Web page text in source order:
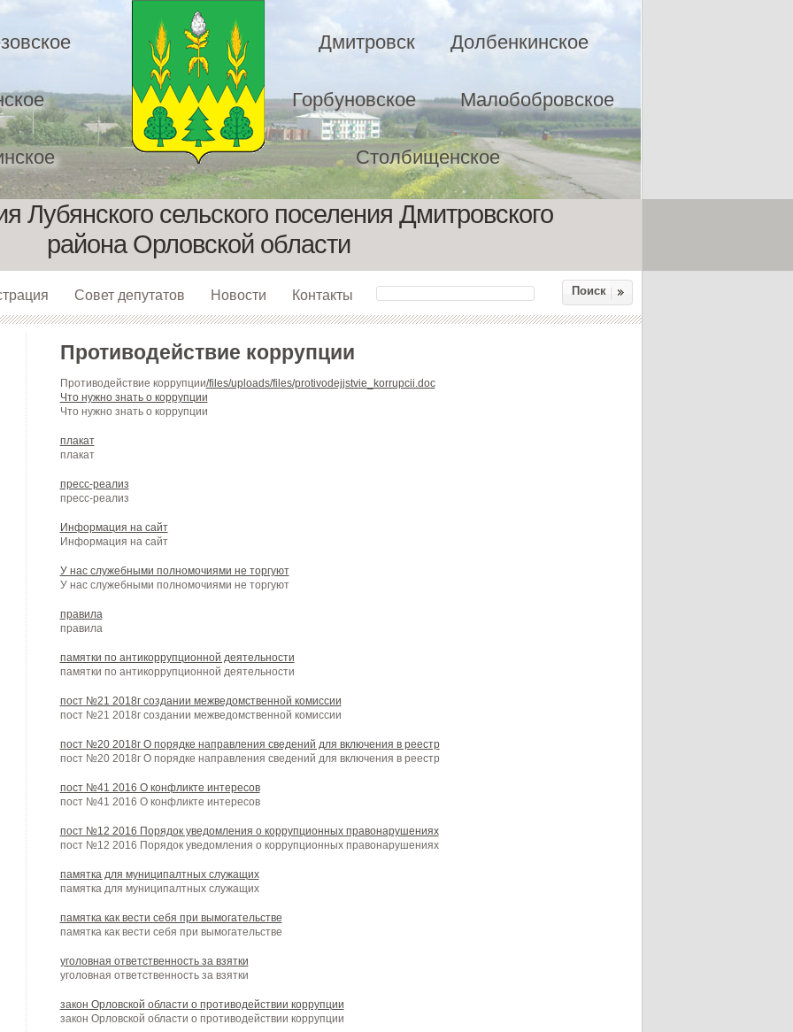
Дмитровск Долбенкинское
Горбуновское Малобобровское
Столбищенское
Совет депутатов Новости Контакты
Лубянского сельского поселения Дмитровского
района Орловской области
Поиск
Противодействие коррупции
Противодействие коррупции/files/uploads/files/protivodejjstvie_korrupcii.doc
Что нужно знать о коррупции
Что нужно знать о коррупции
плакат
плакат
пресс-реализ
пресс-реализ
Информация на сайт
Информация на сайт
У нас служебными полномочиями не торгуют
У нас служебными полномочиями не торгуют
правила
правила
памятки по антикоррупционной деятельности
памятки по антикоррупционной деятельности
пост №21 2018г создании межведомственной комиссии
пост №21 2018г создании межведомственной комиссии
пост №20 2018г О порядке направления сведений для включения в реестр
пост №20 2018г О порядке направления сведений для включения в реестр
пост №41 2016 О конфликте интересов
пост №41 2016 О конфликте интересов
пост №12 2016 Порядок уведомления о коррупционных правонарушениях
пост №12 2016 Порядок уведомления о коррупционных правонарушениях
памятка для муниципалтных служащих
памятка для муниципалтных служащих
памятка как вести себя при вымогательстве
памятка как вести себя при вымогательстве
уголовная ответственность за взятки
уголовная ответственность за взятки
закон Орловской области о противодействии коррупции
закон Орловской области о противодействии коррупции